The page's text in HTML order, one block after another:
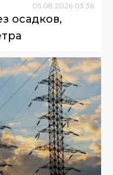
05 08 2026 03:36
осадков,